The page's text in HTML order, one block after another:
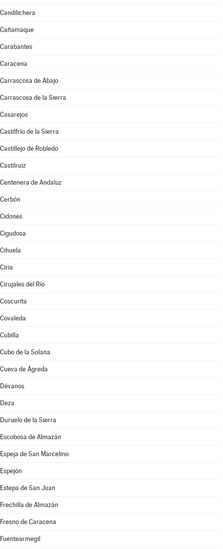
Candilichera
Cañamaque
Carabantes
Caracena
Carrascosa de Abajo
Carrascosa de la Sierra
Casarejos
Castilfrío de la Sierra
Castillejo de Robledo
Castilruiz
Centenera de Andaluz
Cerbón
Cidones
Cigudosa
Cihuela
Ciria
Cirujales del Río
Coscurita
Covaleda
Cubilla
Cubo de la Solana
Cueva de Ágreda
Dévanos
Deza
Duruelo de la Sierra
Escobosa de Almazán
Espeja de San Marcelino
Espejón
Estepa de San Juan
Frechilla de Almazán
Fresno de Caracena
Fuentearmegil